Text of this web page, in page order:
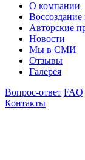
О компании
Воссоздание
Авторские
Новости
Мы в СМИ
Отзывы
Галерея
Вопрос-ответ FAQ
Контакты